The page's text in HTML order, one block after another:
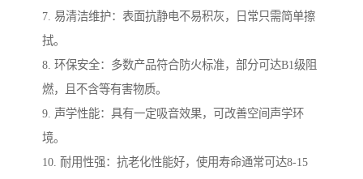
7. 易清洁维护：表面抗静电不易积灰，日常只需简单擦
拭。
8. 环保安全：多数产品符合防火标准，部分可达B1级阻
燃，且不含等有害物质。
9. 声学性能：具有一定吸音效果，可改善空间声学环
境。
10. 耐用性强：抗老化性能好，使用寿命通常可达8-15